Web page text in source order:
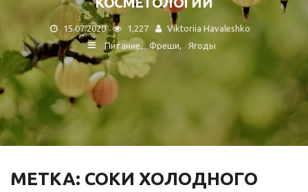
15.07.2020 1,227
Viktoriia Havaleshko
Питание
Фреши Ягоды
МЕТКА: СОКИ ХОЛОДНОГО